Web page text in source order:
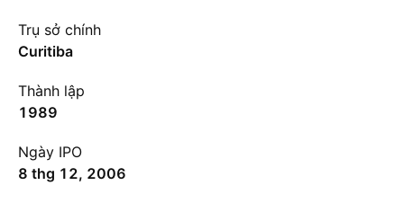
Trụ sở chính
Curitiba
Thành lập
1989
Ngày IPO
8 thg 12, 2006